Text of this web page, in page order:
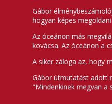
Gábor
hogyan képes
Az óceánon más
kovácsa. Az óceánon a
A siker záloga az, hogy
Gábor útmutatást adott
"Mindenkinek megvan a